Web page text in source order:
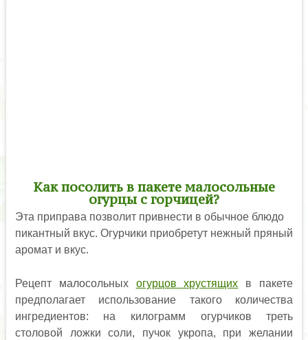
Как посолить в пакете малосольные
огурцы с горчицей?
Эта приправа позволит привнести в обычное блюдо
пикантный вкус. Огурчики приобретут нежный пряный
аромат и вкус.
Рецепт малосольных огурцов хрустящих в пакете
предполагает использование такого количества
ингредиентов: на килограмм огурчиков треть
столовой ложки соли, пучок укропа, при желании